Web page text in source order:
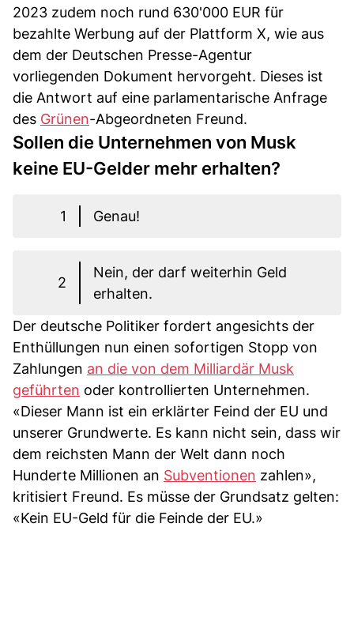
2023 zudem noch rund 630'000 EUR für
bezahlte Werbung auf der Plattform X, wie aus
dem der Deutschen Presse-Agentur
vorliegenden Dokument hervorgeht. Dieses ist
die Antwort auf eine parlamentarische Anfrage
des Grünen-Abgeordneten Freund.
Sollen die Unternehmen von Musk
keine EU-Gelder mehr erhalten?
1 Genau!
2
Nein, der darf weiterhin Geld
erhalten.
Der deutsche Politiker fordert angesichts der
Enthüllungen nun einen sofortigen Stopp von
Zahlungen an die von dem Milliardär Musk
geführten oder kontrollierten Unternehmen.
«Dieser Mann ist ein erklärter Feind der EU und
unserer Grundwerte. Es kann nicht sein, dass wir
dem reichsten Mann der Welt dann noch
Hunderte Millionen an Subventionen zahlen»,
kritisiert Freund. Es müsse der Grundsatz gelten:
«Kein EU-Geld für die Feinde der EU.»